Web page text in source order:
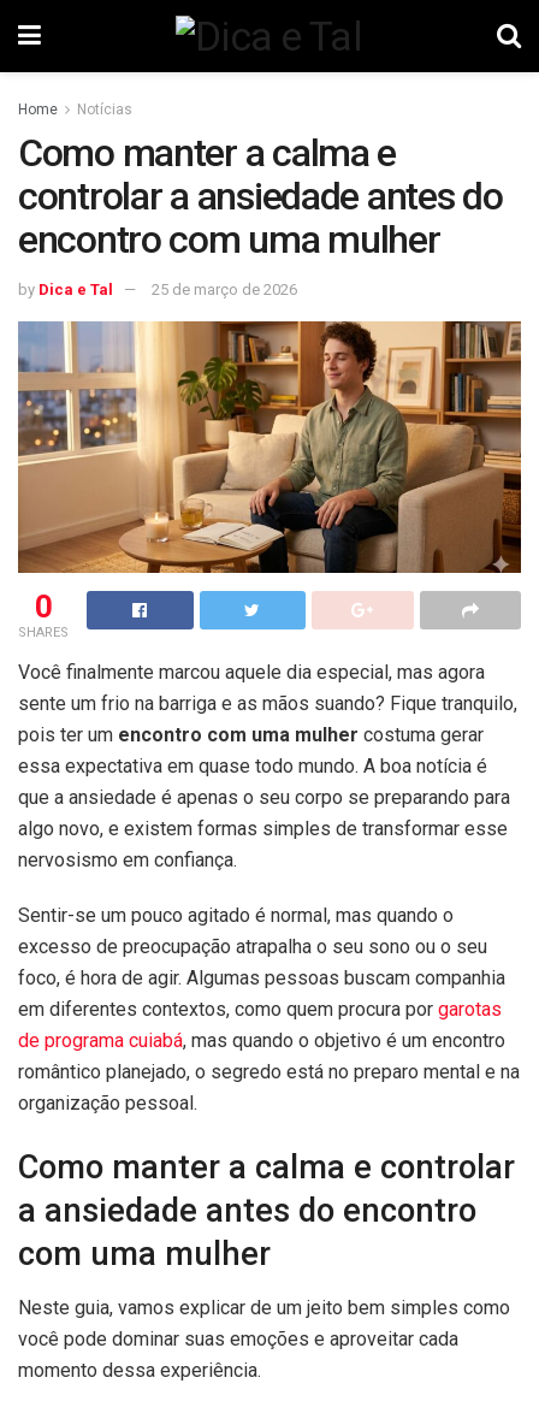
Home Notícias
Como manter a calma e
controlar a ansiedade antes do
encontro com uma mulher
by Dica e Tal 25 de março de 2026
0
SHARES
Você finalmente marcou aquele dia especial, mas agora
sente um frio na barriga e as mãos suando? Fique tranquilo,
pois ter um encontro com uma mulher costuma gerar
essa expectativa em quase todo mundo. A boa notícia é
que a ansiedade é apenas o seu corpo se preparando para
algo novo, e existem formas simples de transformar esse
nervosismo em confiança.
Sentir-se um pouco agitado é normal, mas quando o
excesso de preocupação atrapalha o seu sono ou o seu
foco, é hora de agir. Algumas pessoas buscam companhia
em diferentes contextos, como quem procura por garotas
de programa cuiabá, mas quando o objetivo é um encontro
romântico planejado, o segredo está no preparo mental e na
organização pessoal.
Como manter a calma e controlar
a ansiedade antes do encontro
com uma mulher
Neste guia, vamos explicar de um jeito bem simples como
você pode dominar suas emoções e aproveitar cada
momento dessa experiência.